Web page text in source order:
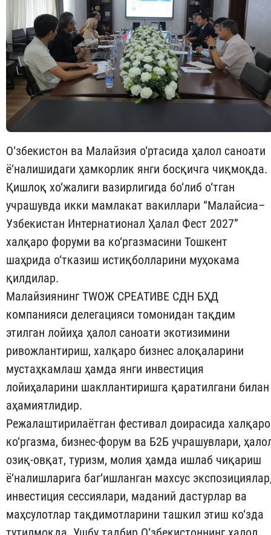
О‘збекистон ва Малайзия о‘ртасида ҳалол саноати
ё‘налишидаги ҳамкорлик янги босқичга чиқмоқда.
Қишлоқ хо‘жалиги вазирлигида бо‘либ о‘тган
учрашувда икки мамлакат вакиллари “Малайсиа–
Узбекистан Интернатионал Ҳалал Фест 2027”
халқаро форуми ва ко‘ргазмасини Тошкент
шаҳрида о‘тказиш истиқболларини муҳокама
қилдилар.
Малайзиянинг ТWОЖ CРEАТИВE СДН БҲД
компанияси делегацияси томонидан тақдим
этилган лойиҳа ҳалол саноати экотизимини
ривожлантириш, халқаро бизнес алоқаларини
мустаҳкамлаш ҳамда янги инвестиция
лойиҳаларини шакллантиришга қаратилгани билан
аҳамиятлидир.
Режалаштирилаётган фестивал доирасида халқаро
ко‘ргазма, бизнес-форум ва Б2Б учрашувлари,
озиқ-овқат, туризм, молия ҳамда ишлаб чиқариш
ё‘налишларига баг‘ишланган махсус
инвестиция сессиялари, маданий дастурлар ва
маҳсулотлар тақдимотларини ташкил этиш ко‘зда